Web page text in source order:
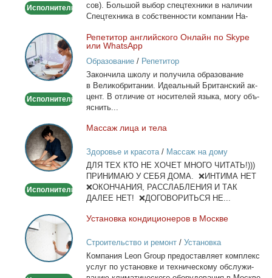
Исполнитель
сов). Боль­шой вы­бор спец­тех­ни­ки в на­ли­чии
Спец­тех­ни­ка в соб­ствен­но­сти ком­па­нии На­
Репетитор
английского
Онлайн
по
или
Исполнитель
Ре­пе­ти­тор ан­глий­ско­го Он­лайн по Skype
или WhatsApp
Образование/ Репетитор
За­кон­чи­ла шко­лу и по­лу­чи­ла об­ра­зо­ва­ние
в Ве­ли­ко­бри­та­нии. Иде­аль­ный Бри­тан­ский ак­
цент. В от­ли­чие от но­си­те­лей язы­ка, мо­гу объ­
яс­нить...
Массаж
лица
и
тела
Исполнитель
Мас­саж ли­ца и те­ла
Здоровье и красота/ Массаж на дому
ДЛЯ ТЕХ КТО НЕ ХОЧЕТ МНОГО ЧИТАТЬ!)))
ПРИНИМАЮ У СЕБЯ ДОМА. ❌ИНТИМА НЕТ
❌ОКОНЧАНИЯ, РАССЛАБЛЕНИЯ И ТАК
ДАЛЕЕ НЕТ! ❌ДОГОВОРИТЬСЯ НЕ...
Установка
кондиционеров
в
Москве
Уста­нов­ка кон­ди­ци­о­не­ров в Москве
Строительство и ремонт/ Установка
кондиционеров
Ком­па­ния Leon Group предо­став­ля­ет ком­плекс
услуг по уста­нов­ке и тех­ни­че­ско­му об­слу­жи­